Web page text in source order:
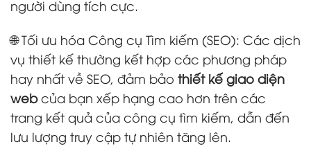
người dùng tích cực.
🌐 Tối ưu hóa Công cụ Tìm kiếm (SEO): Các dịch
vụ thiết kế thường kết hợp các phương pháp
hay nhất về SEO, đảm bảo thiết kế giao diện
webcủa bạn xếp hạng cao hơn trên các
trang kết quả của công cụ tìm kiếm, dẫn đến
lưu lượng truy cập tự nhiên tăng lên.